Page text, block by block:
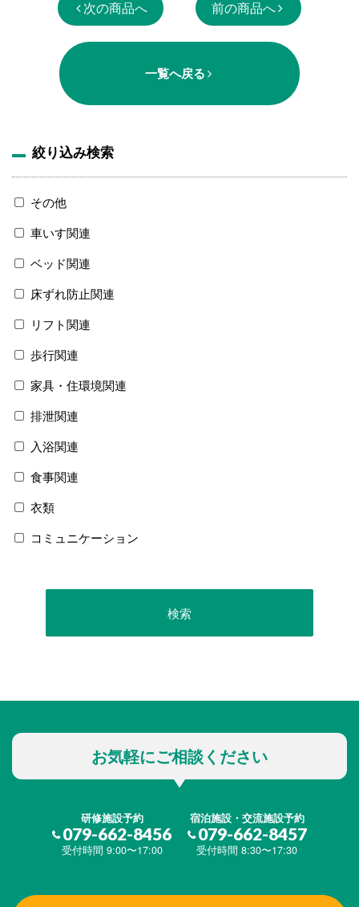
次の商品へ 前の商品へ
一覧へ戻る
絞り込み検索
その他
車いす関連
ベッド関連
床ずれ防止関連
リフト関連
歩行関連
家具・住環境関連
排泄関連
入浴関連
食事関連
衣類
コミュニケーション
お気軽にご相談ください
研修施設予約
079-662-8456
受付時間 9:00〜17:00
宿泊施設・交流施設予約
079-662-8457
受付時間 8:30〜17:30